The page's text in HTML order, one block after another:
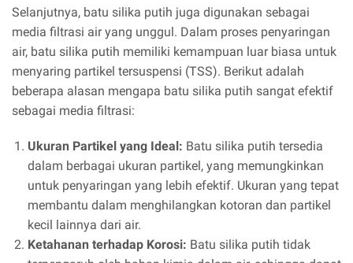
Selanjutnya, batu silika putih juga digunakan sebagai
media filtrasi air yang unggul. Dalam proses penyaringan
air, batu silika putih memiliki kemampuan luar biasa untuk
menyaring partikel tersuspensi (TSS). Berikut adalah
beberapa alasan mengapa batu silika putih sangat efektif
sebagai media filtrasi:
Ukuran Partikel yang Ideal: Batu silika putih tersedia
dalam berbagai ukuran partikel, yang memungkinkan
untuk penyaringan yang lebih efektif. Ukuran yang tepat
membantu dalam menghilangkan kotoran dan partikel
kecil lainnya dari air.
Ketahanan terhadap Korosi: Batu silika putih tidak